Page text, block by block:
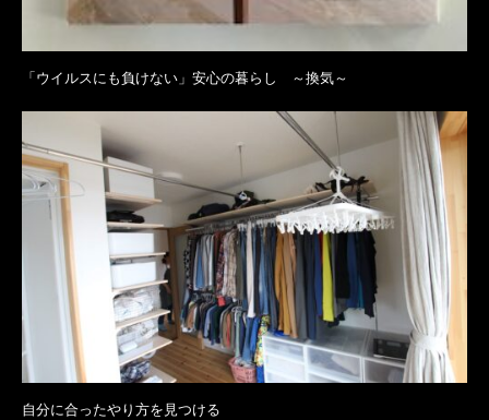
「ウイルスにも負けない」安心の暮らし ～換気～
自分に合ったやり方を見つける